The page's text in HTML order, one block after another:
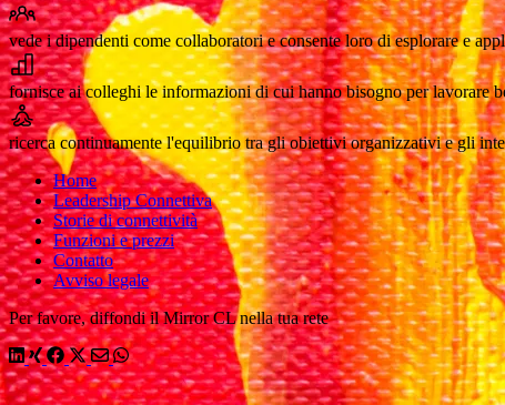
vede i dipendenti come collaboratori e consente loro di esplorare e
fornisce ai colleghi le informazioni di cui hanno bisogno per lavorare
ricerca continuamente l'equilibrio tra gli obiettivi organizzativi e gli
Home
Leadership Connettiva
Storie di connettività
Funzioni e prezzi
Contatto
Avviso legale
Per favore, diffondi il Mirror CL nella tua rete